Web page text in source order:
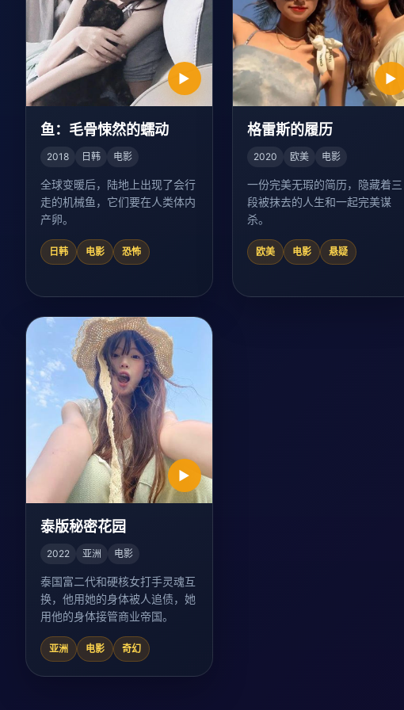
▶
鱼：毛骨悚然的蠕动
2018 日韩 电影
全球变暖后，陆地上出现了会行
走的机械鱼，它们要在人类体内
产卵。
日韩 电影 恐怖
▶
格雷斯的履历
2020 欧美 电影
一份完美无瑕的简历，隐藏着三
段被抹去的人生和一起完美谋
杀。
欧美 电影 悬疑
▶
泰版秘密花园
2022 亚洲 电影
泰国富二代和硬核女打手灵魂互
换，他用她的身体被人追债，她
用他的身体接管商业帝国。
亚洲 电影 奇幻